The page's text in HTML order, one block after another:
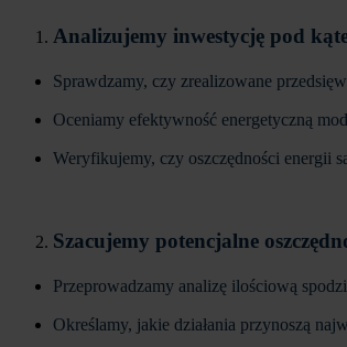
Analizujemy inwestycję pod
Sprawdzamy, czy zrealizowane
Oceniamy efektywność energetyczną
Weryfikujemy, czy oszczędności energii
Szacujemy potencjalne
Przeprowadzamy analizę ilościową
Określamy, jakie działania przynoszą